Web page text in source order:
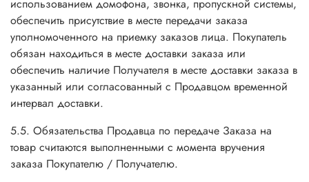
использованием домофона, звонка, пропускной системы,
обеспечить присутствие в месте передачи заказа
уполномоченного на приемку заказов лица. Покупатель
обязан находиться в месте доставки заказа или
обеспечить наличие Получателя в месте доставки заказа в
указанный или согласованный с Продавцом временной
интервал доставки.
5.5. Обязательства Продавца по передаче Заказа на
товар считаются выполненными с момента вручения
заказа Покупателю / Получателю.